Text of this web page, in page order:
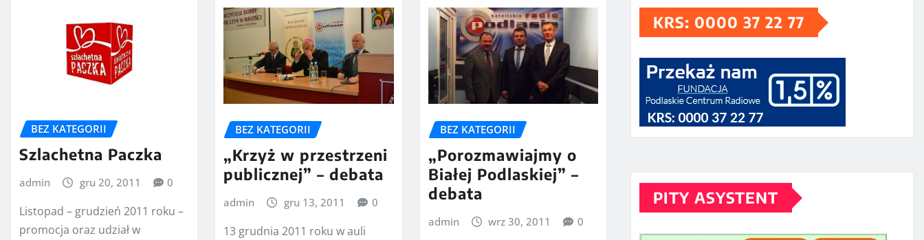
BEZ KATEGORII
Szlachetna Paczka
admin gru 20, 2011 0
Listopad – grudzień 2011 roku –
promocja oraz udział w
BEZ KATEGORII
„Krzyż w przestrzeni
publicznej” – debata
admin gru 13, 2011 0
13 grudnia 2011 roku w auli
BEZ KATEGORII
„Porozmawiajmy o
Białej Podlaskiej” –
debata
admin wrz 30, 2011 0
KRS: 0000 37 22 77
PITY ASYSTENT